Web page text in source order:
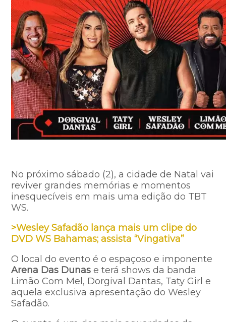
No próximo sábado (2), a cidade de Natal vai
reviver grandes memórias e momentos
inesquecíveis em mais uma edição do TBT
WS.
>Wesley Safadão lança mais um clipe do
DVD WS Bahamas; assista “Vingativa”
O local do evento é o espaçoso e imponente
Arena Das Dunas e terá shows da banda
Limão Com Mel, Dorgival Dantas, Taty Girl e
aquela exclusiva apresentação do Wesley
Safadão.